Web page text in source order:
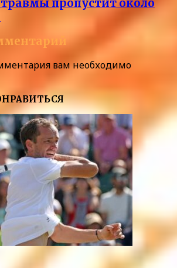
пропустит около
вам необходимо